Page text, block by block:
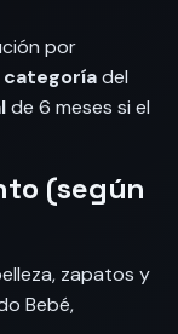
por
categoríadel
de 6 meses si el
(según
zapatos y
Bebé,